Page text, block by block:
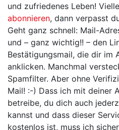
und zufriedenes Leben!
abonnieren, dann verpasst
Geht ganz schnell: Mail-
und – ganz wichtig!! – den
Bestätigungsmail, die dir im
anklicken. Manchmal
Spamfilter. Aber ohne
Mail! :-) Dass ich mit deiner
betreibe, du dich auch
kannst und dass dieser
kostenlos ist, muss ich